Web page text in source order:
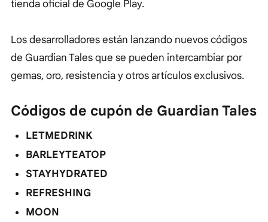
tienda oficial de Google Play.
Los desarrolladores están lanzando nuevos códigos
de Guardian Tales que se pueden intercambiar por
gemas, oro, resistencia y otros artículos exclusivos.
Códigos de cupón de Guardian Tales
LETMEDRINK
BARLEYTEATOP
STAYHYDRATED
REFRESHING
MOON